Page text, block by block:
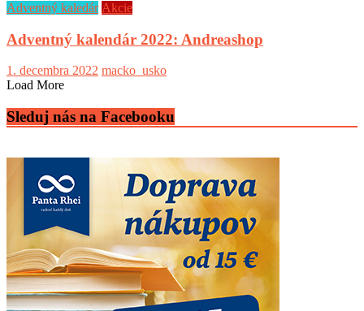
Adventný kaledár Akcie
Adventný kalendár 2022: Andreashop
1. decembra 2022 macko_usko
Load More
Sleduj nás na Facebooku